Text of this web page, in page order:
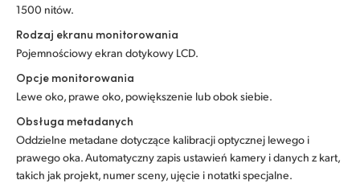
1500 nitów.
Rodzaj ekranu monitorowania
Pojemnościowy ekran dotykowy LCD.
Opcje monitorowania
Lewe oko, prawe oko, powiększenie lub obok siebie.
Obsługa metadanych
Oddzielne metadane dotyczące kalibracji optycznej lewego i
prawego oka. Automatyczny zapis ustawień kamery i danych z kart,
takich jak projekt, numer sceny, ujęcie i notatki specjalne.